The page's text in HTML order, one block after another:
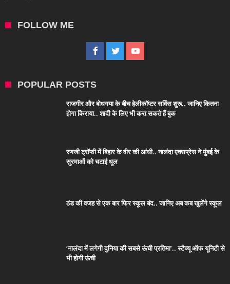
FOLLOW ME
POPULAR POSTS
राजगीर और बोधगया के बीच हेलीकॉप्टर सर्विस शुरू.. जानिए कितना
होगा किराया.. शादी के लिए भी करा सकते हैं बुक
रणजी ट्रॉफी में बिहार के वीर की आंधी.. नालंदा एक्सप्रेस ने मुंबई के
सुरमाओं को चटाई धूल
ठंड की वजह से एक बार फिर स्कूल बंद.. जानिए अब कब खुलेंगे स्कूल
‘नालंदा में लगेगी दुनिया की सबसे ऊंची प्रतिमा’.. स्टैच्यू ऑफ यूनिटी से
भी होगी ऊंची